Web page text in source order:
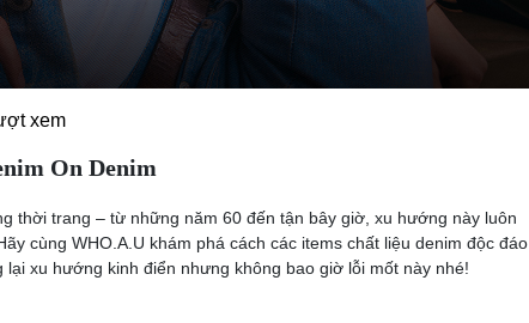
xem
On Denim
thời trang – từ những năm 60 đến tận bây giờ, xu hướng này luôn
cùng WHO.A.U khám phá cách các items chất liệu denim độc đáo
xu hướng kinh điển nhưng không bao giờ lỗi mốt này nhé!